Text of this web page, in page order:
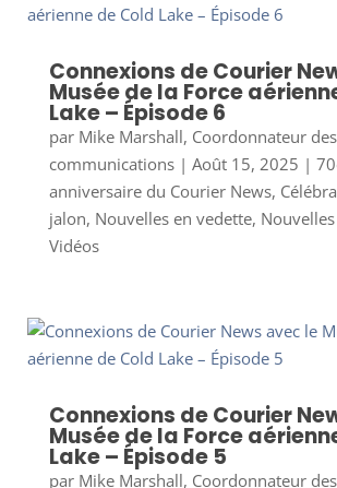
Connexions de Courier
Musée de la Force
Lake – Épisode 6
par Mike Marshall, Coordonnateur des
communications| Août 15, 2025 |
anniversaire du Courier News,
jalon, Nouvelles en vedette,
Vidéos
Connexions de Courier
Musée de la Force
Lake – Épisode 5
par Mike Marshall, Coordonnateur des